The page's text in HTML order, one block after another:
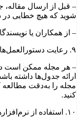
– قبل از ارسال مقاله،
شوید که هیچ خطایی در
– از همکاران یا
۹. رعایت دستورالعمل‌های مجله
– هر مجله ممکن است
ارائه جدول‌ها داشته
مجله را به‌دقت مطالعه
کنید.
۱۰. استفاده از نرم‌افزارهای مناسب